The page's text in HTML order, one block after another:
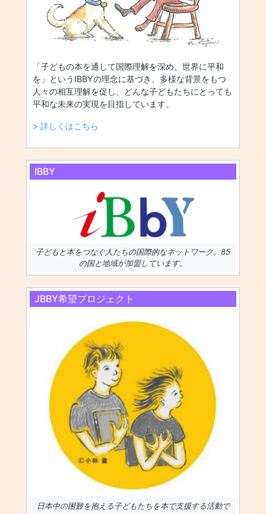
「子どもの本を通して国際理解を深め、世界に平和
を」というIBBYの理念に基づき、多様な背景をもつ
人々の相互理解を促し、どんな子どもたちにとっても
平和な未来の実現を目指しています。
> 詳しくはこちら
IBBY
子どもと本をつなぐ人たちの国際的なネットワーク。85
の国と地域が加盟しています。
JBBY希望プロジェクト
日本中の困難を抱える子どもたちを本で支援する活動で